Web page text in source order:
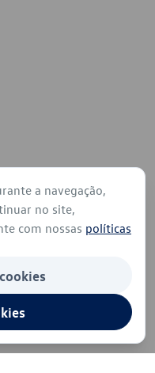
a navegação,
no site,
com nossas políticas